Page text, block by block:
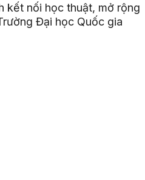
kết nối học thuật, mở rộng
Đại học Quốc gia